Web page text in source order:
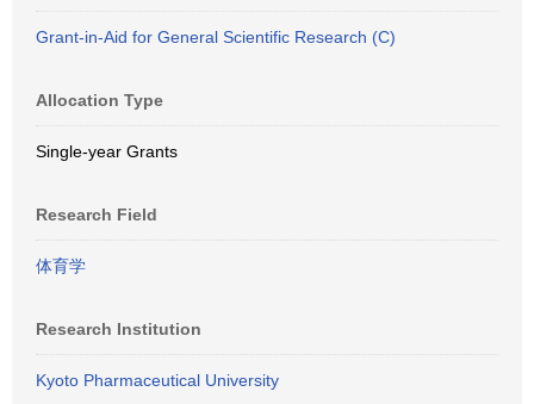
Grant-in-Aid for General Scientific Research (C)
Allocation Type
Single-year Grants
Research Field
体育学
Research Institution
Kyoto Pharmaceutical University